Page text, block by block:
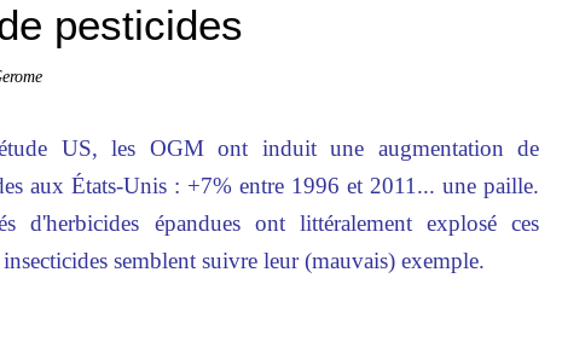
pesticides
US, les OGM ont induit une augmentation de
aux États-Unis : +7% entre 1996 et 2011... une paille.
d'herbicides épandues ont littéralement explosé ces
insecticides semblent suivre leur (mauvais) exemple.